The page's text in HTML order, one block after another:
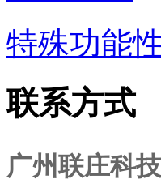
特殊功能
联系方式
广州联庄科